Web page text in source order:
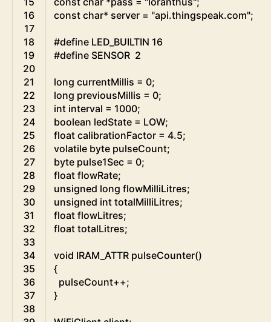
16
17
18
19
20
21
22
23
24
25
26
27
28
29
30
31
32
33
34
35
36
37
38
const char* server = "api.thingspeak.com";
#define LED_BUILTIN 16
#define SENSOR  2
long currentMillis = 0;
long previousMillis = 0;
int interval = 1000;
boolean ledState = LOW;
float calibrationFactor = 4.5;
volatile byte pulseCount;
byte pulse1Sec = 0;
float flowRate;
unsigned long flowMilliLitres;
unsigned int totalMilliLitres;
float flowLitres;
float totalLitres;
void IRAM ATTR pulseCounter()
{
pulseCount++;
}